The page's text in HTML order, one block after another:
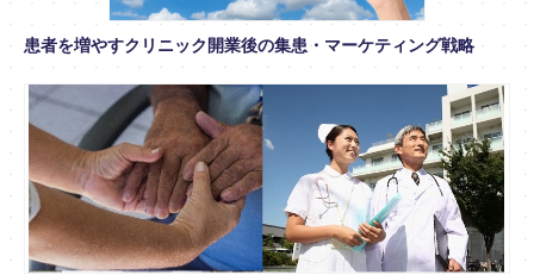
患者を増やすクリニック開業後の集患・マーケティング戦略